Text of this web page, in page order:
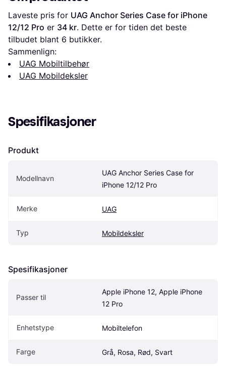
Laveste pris for UAG Anchor Series Case for iPhone
12/12 Pro er 34 kr. Dette er for tiden det beste
tilbudet blant 6 butikker.
Sammenlign:
UAG Mobiltilbehør
UAG Mobildeksler
Spesifikasjoner
Produkt
Modellnavn
UAG Anchor Series Case for
iPhone 12/12 Pro
Merke UAG
Typ Mobildeksler
Spesifikasjoner
Passer til
Apple iPhone 12, Apple iPhone
12 Pro
Enhetstype Mobiltelefon
Farge Grå, Rosa, Rød, Svart